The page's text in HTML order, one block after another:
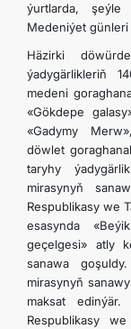
ýurtlarda, şeýle
Medeniýet
Häzirki
ýadygärlikleriň
medeni
«Gökdepe
«Gadymy
döwlet
taryhy
mirasynyň
Respublikasy we
esasynda
geçelgesi» atly
sanawa
mirasynyň
maksat edinýär.
Respublikasy